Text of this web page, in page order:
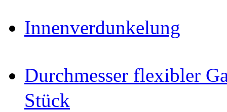
Innenverdunkelung
Durchmesser flexibler
Stück